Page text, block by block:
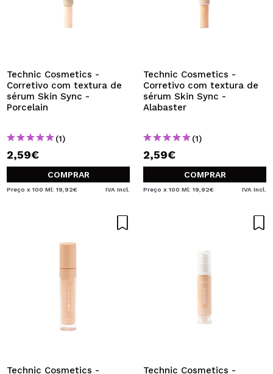
Technic Cosmetics -
Corretivo com textura de
sérum Skin Sync -
Porcelain
(1)
2,59€
COMPRAR
Preço x 100 Ml: 19,92€ IVA Incl.
Technic Cosmetics -
Corretivo com textura de
sérum Skin Sync -
Alabaster
(1)
2,59€
COMPRAR
Preço x 100 Ml: 19,92€ IVA Incl.
Technic Cosmetics -
Technic Cosmetics -